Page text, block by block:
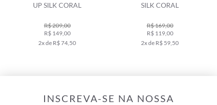
UP SILK CORAL
R$ 209,00
R$ 149,00
2x de R$ 74,50
SILK CORAL
R$ 169,00
R$ 119,00
2x de R$ 59,50
INSCREVA-SE NA NOSSA